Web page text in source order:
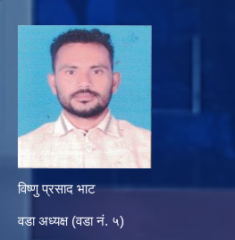
विष्णु प्रसाद भाट
वडा अध्यक्ष (वडा नं. ५)